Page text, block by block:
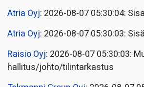
Atria Oyj: 2026-08-07 05:30:04:
Atria Oyj: 2026-08-07 05:30:03:
Raisio Oyj: 2026-08-07 05:30:03:
hallitus/johto/tilintarkastus